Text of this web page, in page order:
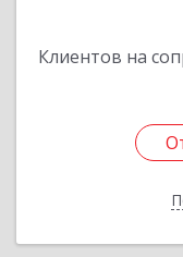
Клиентов на